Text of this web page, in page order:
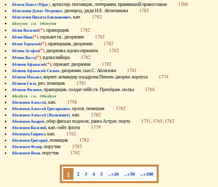
Аблеев Павел (Юрас), артиллер. погонщик, лютеранин, принявший православие 1768
Аблесимов Денис Петрович, двоюрод. дядя Н.Е. Аблесимова 1782
Аблесимов Никита Емельянович, кап. 1782
Аблеухов см. Облеухов
Аблов Василий(*), прапорщик 1782
Аблов Иван(*), сержант гв., дворянин 1782
Аблов Терентий(*), прапорщик, дворянин 1782
Аблова Агафья(*), дворянка, вдова сержанта 1782
Аблова Васса(*), вдова майора 1782
Аблязов Афанасий(*), сержант, дворянин 1782
Аблязов Афанасий Силыч, дворянин, сын С. Аблязова 1781
Аблязов Михаил, корнет, командир эскадрона Пензен. дворян. корпуса 1774
Аблязов Сила, ряз. помещик 1781
Аблязов Филипп, прапорщик, солдат лейб-гв. Преображ. полка 1768
Аболдуев см. Оболдуев
Аболешев Алексей, кап. 1758
Аболешев Алексей Григорьевич, орлов. помещик 1782
Аболешев Алексей [Яковлевич], кап. 1782
Аболешев Андрей, обер-фискал подполк. ранга Астрах. порта 1751, 1765, 1782
Аболешев Василий, кап.-лейт. флота 1779
Аболешев Гавриил, кап. 1782
Аболешев Григорий, помещик 1782
Аболешев Федор, поручик 1782
Аболешев Яков, поручик 1782
1 2 3 4 5 ..+10 ..+50 ..+100